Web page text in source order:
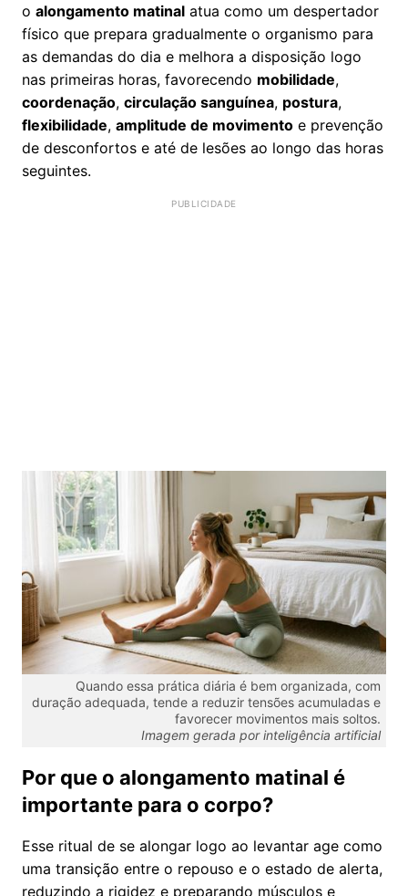
o alongamento matinal atua como um despertador
físico que prepara gradualmente o organismo para
as demandas do dia e melhora a disposição logo
nas primeiras horas, favorecendo mobilidade,
coordenação, circulação sanguínea, postura,
flexibilidade, amplitude de movimento e prevenção
de desconfortos e até de lesões ao longo das horas
seguintes.
Quando essa prática diária é bem organizada, com
duração adequada, tende a reduzir tensões acumuladas e
favorecer movimentos mais soltos.
Imagem gerada por inteligência artificial
Por que o alongamento matinal é
importante para o corpo?
Esse ritual de se alongar logo ao levantar age como
uma transição entre o repouso e o estado de alerta,
reduzindo a rigidez e preparando músculos e